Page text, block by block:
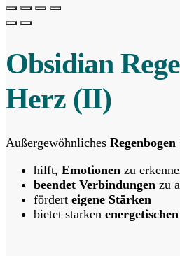
Obsidian
Herz (II)
Außergewöhnliches
hilft, Emotionen zu
beendet Verbindungen zu
fördert eigene Stärken
bietet starken